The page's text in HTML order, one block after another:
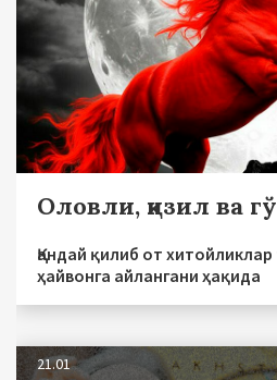
Оловли, қизил ва
Қандай қилиб от
ҳайвонга айлангани ҳақида
21.01